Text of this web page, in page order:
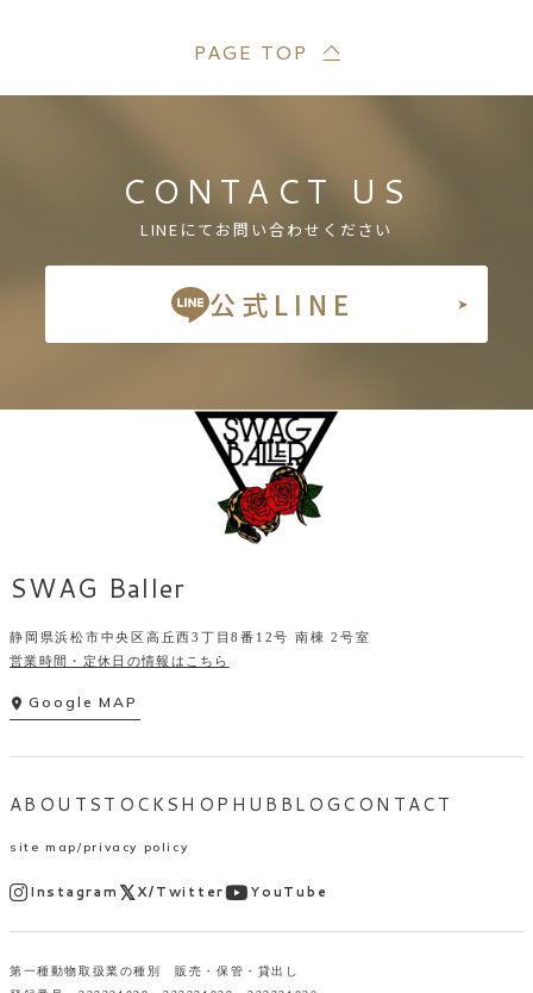
CONTACT US
LINEにてお問い合わせください
公式LINE
SWAG Baller
静岡県浜松市中央区高丘西3丁目8番12号 南棟 2号室
営業時間・定休日の情報はこちら
Google MAP
ABOUTSTOCKSHOP HUB BLOGCONTACT
site map privacy policy
Instagram X/Twitter YouTube
第一種動物取扱業の種別 販売・保管・貸出し
PAGE TOP